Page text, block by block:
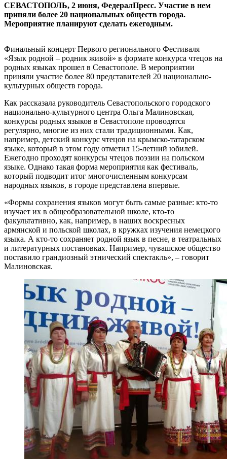
СЕВАСТОПОЛЬ, 2 июня, ФедералПресс. Участие в нем
приняли более 20 национальных обществ города.
Мероприятие планируют сделать ежегодным.
Финальный концерт Первого регионального Фестиваля
«Язык родной – родник живой» в формате конкурса чтецов на
родных языках прошел в Севастополе. В мероприятии
приняли участие более 80 представителей 20 национально-
культурных обществ города.
Как рассказала руководитель Севастопольского городского
национально-культурного центра Ольга Малиновская,
конкурсы родных языков в Севастополе проводятся
регулярно, многие из них стали традиционными. Как,
например, детский конкурс чтецов на крымско-татарском
языке, который в этом году отметил 15-летний юбилей.
Ежегодно проходят конкурсы чтецов поэзии на польском
языке. Однако такая форма мероприятия как фестиваль,
который подводит итог многочисленным конкурсам
народных языков, в городе представлена впервые.
«Формы сохранения языков могут быть самые разные: кто-то
изучает их в общеобразовательной школе, кто-то
факультативно, как, например, в наших воскресных
армянской и польской школах, в кружках изучения немецкого
языка. А кто-то сохраняет родной язык в песне, в театральных
и литературных постановках. Например, чувашское общество
поставило грандиозный этнический спектакль», – говорит
Малиновская.